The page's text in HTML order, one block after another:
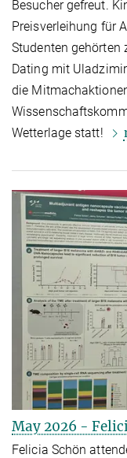
Besucher gefreut.
Preisverleihung für
Studenten gehörten
Dating mit
die
Wetterlage statt!
May 2026 -
Felicia Schön